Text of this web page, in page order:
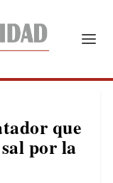
que
por la